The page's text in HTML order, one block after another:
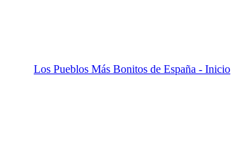
Los Pueblos Más Bonitos de España - Inicio